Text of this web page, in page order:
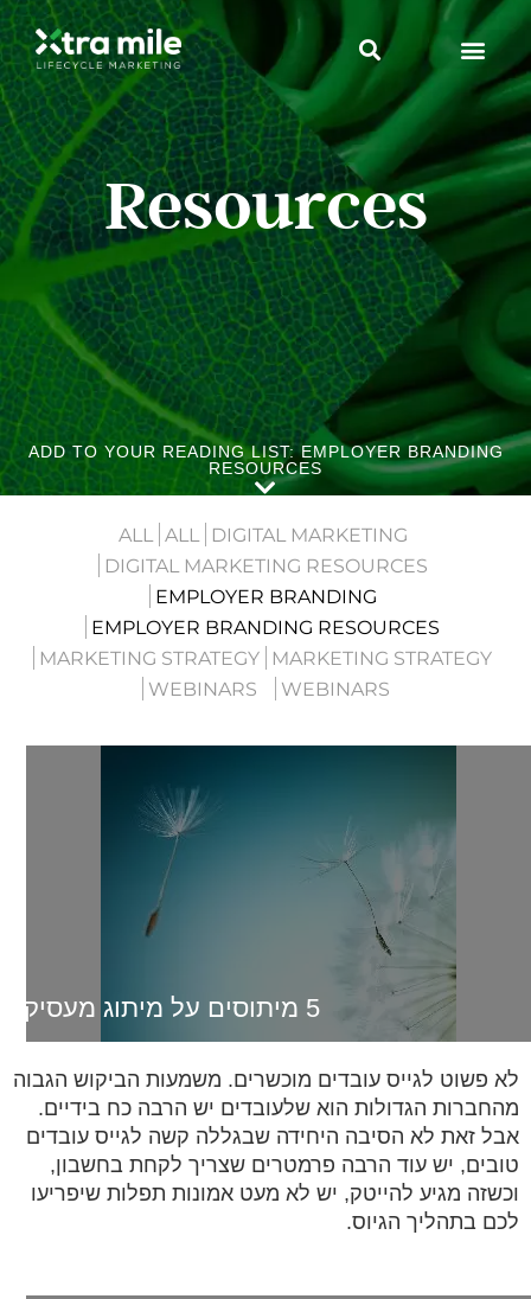
Resources
ADD TO YOUR READING LIST: EMPLOYER BRANDING
RESOURCES
ALL ALL
DIGITAL MARKETING
DIGITAL MARKETING RESOURCES
EMPLOYER BRANDING
EMPLOYER BRANDING RESOURCES
MARKETING STRATEGY MARKETING STRATEGY
WEBINARS
WEBINARS
5 מיתוסים על מיתוג מעסיק
לא פשוט לגייס עובדים מוכשרים. משמעות הביקוש הגבוה
מהחברות הגדולות הוא שלעובדים יש הרבה כח בידיים.
אבל זאת לא הסיבה היחידה שבגללה קשה לגייס עובדים
טובים, יש עוד הרבה פרמטרים שצריך לקחת בחשבון,
וכשזה מגיע להייטק, יש לא מעט אמונות תפלות שיפריעו
לכם בתהליך הגיוס.